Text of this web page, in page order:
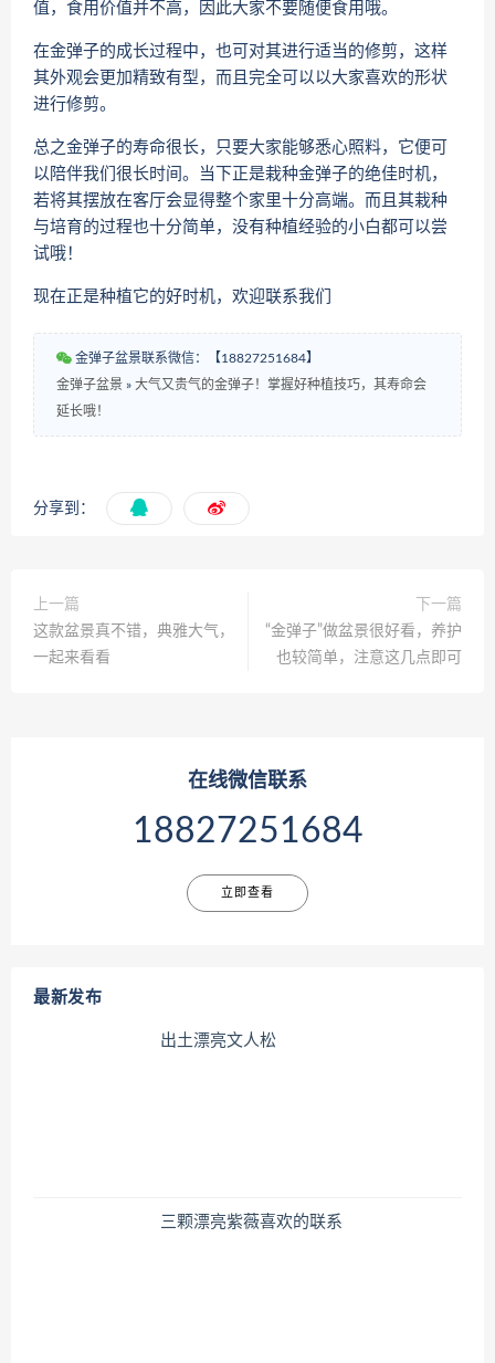
值，食用价值并不高，因此大家不要随便食用哦。
在金弹子的成长过程中，也可对其进行适当的修剪，这样
其外观会更加精致有型，而且完全可以以大家喜欢的形状
进行修剪。
总之金弹子的寿命很长，只要大家能够悉心照料，它便可
以陪伴我们很长时间。当下正是栽种金弹子的绝佳时机，
若将其摆放在客厅会显得整个家里十分高端。而且其栽种
与培育的过程也十分简单，没有种植经验的小白都可以尝
试哦！
现在正是种植它的好时机，欢迎联系我们
金弹子盆景联系微信：【18827251684】
金弹子盆景 » 大气又贵气的金弹子！掌握好种植技巧，其寿命会
延长哦！
分享到：
上一篇
这款盆景真不错，典雅大气，
一起来看看
下一篇
“金弹子”做盆景很好看，养护
也较简单，注意这几点即可
在线微信联系
18827251684
立即查看
最新发布
出土漂亮文人松
三颗漂亮紫薇喜欢的联系